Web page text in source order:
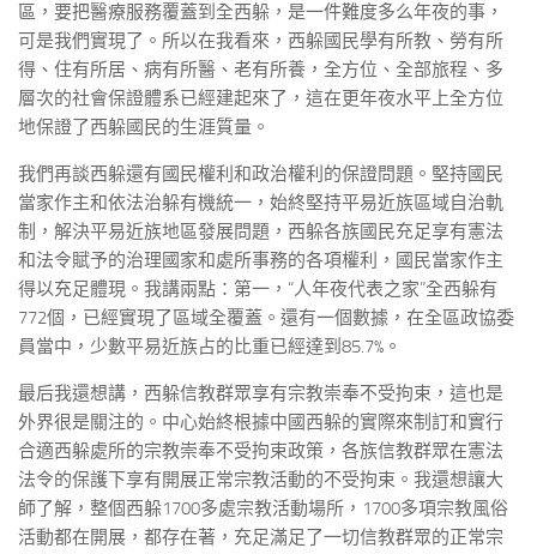
區，要把醫療服務覆蓋到全西躲，是一件難度多么年夜的事，
可是我們實現了。所以在我看來，西躲國民學有所教、勞有所
得、住有所居、病有所醫、老有所養，全方位、全部旅程、多
層次的社會保證體系已經建起來了，這在更年夜水平上全方位
地保證了西躲國民的生涯質量。
我們再談西躲還有國民權利和政治權利的保證問題。堅持國民
當家作主和依法治躲有機統一，始終堅持平易近族區域自治軌
制，解決平易近族地區發展問題，西躲各族國民充足享有憲法
和法令賦予的治理國家和處所事務的各項權利，國民當家作主
得以充足體現。我講兩點：第一，“人年夜代表之家”全西躲有
772個，已經實現了區域全覆蓋。還有一個數據，在全區政協委
員當中，少數平易近族占的比重已經達到85.7%。
最后我還想講，西躲信教群眾享有宗教崇奉不受拘束，這也是
外界很是關注的。中心始終根據中國西躲的實際來制訂和實行
合適西躲處所的宗教崇奉不受拘束政策，各族信教群眾在憲法
法令的保護下享有開展正常宗教活動的不受拘束。我還想讓大
師了解，整個西躲1700多處宗教活動場所，1700多項宗教風俗
活動都在開展，都存在著，充足滿足了一切信教群眾的正常宗